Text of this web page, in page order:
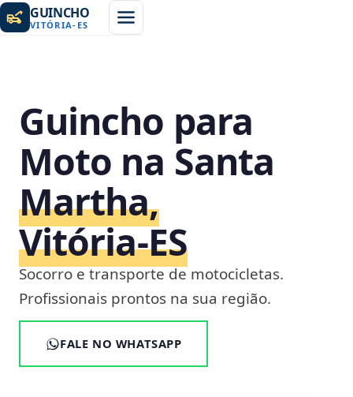
GUINCHO
VITÓRIA- ES
Guincho para
Moto na Santa
Martha,
Vitória‑ES
Socorro e transporte de motocicletas.
Profissionais prontos na sua região.
FALE NO WHATSAPP